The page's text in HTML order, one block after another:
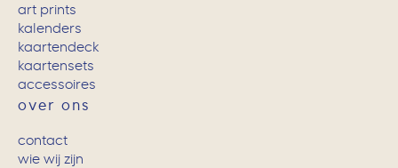
art prints
kalenders
kaartendeck
kaartensets
accessoires
over ons
contact
wie wij zijn